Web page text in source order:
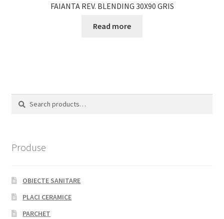
FAIANTA REV. BLENDING 30X90 GRIS
Read more
Search
Search
Produse
OBIECTE SANITARE
PLACI CERAMICE
PARCHET